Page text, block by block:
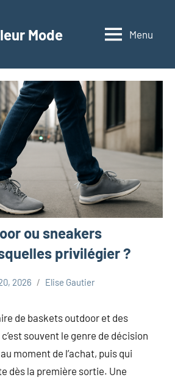
Mode Menu
ou sneakers
privilégier ?
2026 Elise Gautier
de baskets outdoor et des
souvent le genre de décision
moment de l’achat, puis qui
dès la première sortie. Une